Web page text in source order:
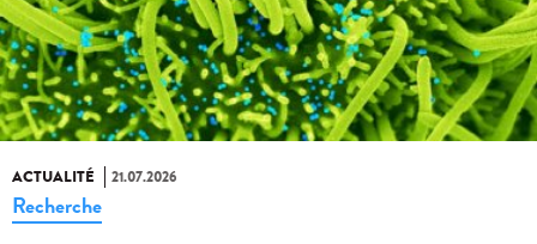
ACTUALITÉ 21.07.2026
Recherche